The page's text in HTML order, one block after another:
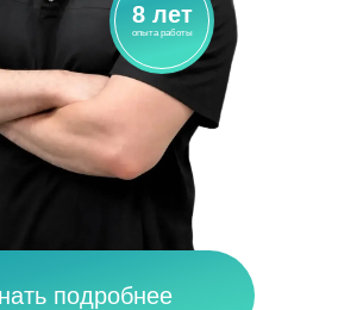
подробнее
8 лет
опыта работы